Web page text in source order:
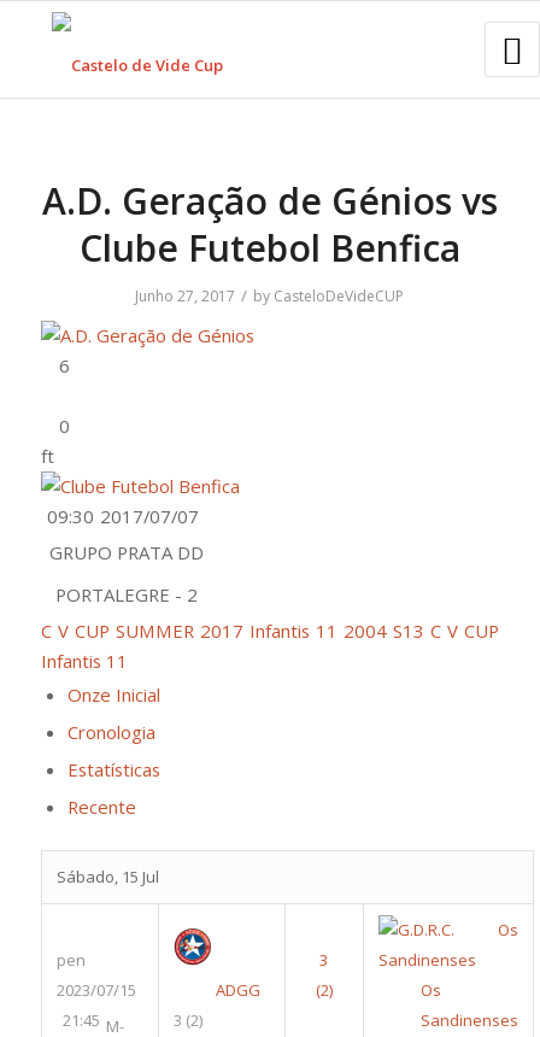
A.D. Geração de Génios vs
Clube Futebol Benfica
Junho 27, 2017 / by CasteloDeVideCUP
ft
2017/07/07
09:30
GRUPO PRATA DD
PORTALEGRE - 2
C V CUP SUMMER 2017 Infantis 11 2004 S13 C V CUP
Infantis 11
Onze Inicial
Cronologia
Estatísticas
Recente
Sábado, 15 Jul
pen
2023/07/15
21:45 M-
ADGG
3 (2)
Os
Sandinenses